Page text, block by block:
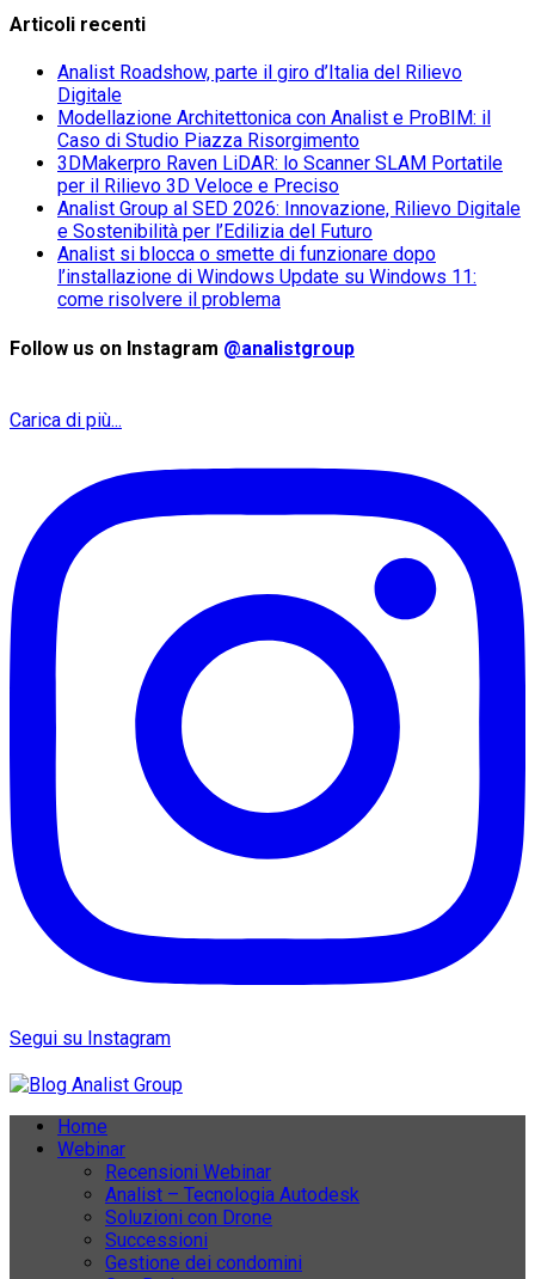
Articoli recenti
Analist Roadshow, parte il giro d’Italia del Rilievo
Digitale
Modellazione Architettonica con Analist e ProBIM: il
Caso di Studio Piazza Risorgimento
3DMakerpro Raven LiDAR: lo Scanner SLAM Portatile
per il Rilievo 3D Veloce e Preciso
Analist Group al SED 2026: Innovazione, Rilievo Digitale
e Sostenibilità per l’Edilizia del Futuro
Analist si blocca o smette di funzionare dopo
l’installazione di Windows Update su Windows 11:
come risolvere il problema
Follow us on Instagram @analistgroup
Carica di più...
Segui su Instagram
Home
Webinar
Recensioni Webinar
Analist – Tecnologia Autodesk
Soluzioni con Drone
Successioni
Gestione dei condomini